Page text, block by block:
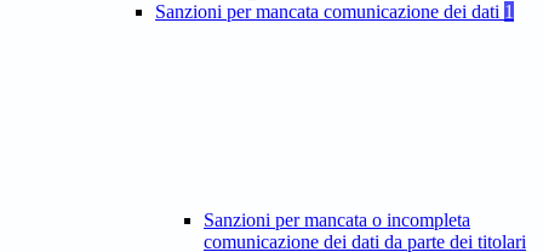
Sanzioni per mancata comunicazione dei dati 1
Sanzioni per mancata o incompleta
comunicazione dei dati da parte dei titolari